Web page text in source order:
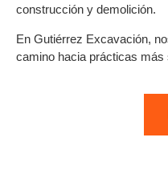
construcción y demolición.
En Gutiérrez Excavación,
camino hacia prácticas más